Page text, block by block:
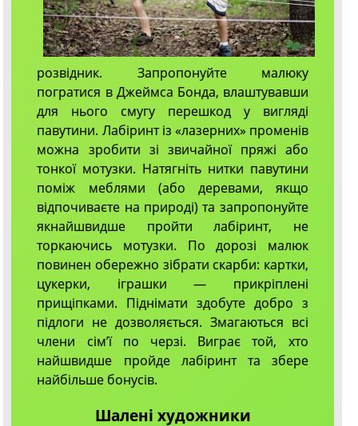
розвідник. Запропонуйте малюку
погратися в Джеймса Бонда, влаштувавши
для нього смугу перешкод у вигляді
павутини. Лабіринт із «лазерних» променів
можна зробити зі звичайної пряжі або
тонкої мотузки. Натягніть нитки павутини
поміж меблями (або деревами, якщо
відпочиваєте на природі) та запропонуйте
якнайшвидше пройти лабіринт, не
торкаючись мотузки. По дорозі малюк
повинен обережно зібрати скарби: картки,
цукерки, іграшки — прикріплені
прищіпками. Піднімати здобуте добро з
підлоги не дозволяється. Змагаються всі
члени сім’ї по черзі. Виграє той, хто
найшвидше пройде лабіринт та збере
найбільше бонусів.
Шалені художники